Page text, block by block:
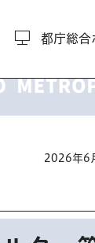
都庁総合
2026年6